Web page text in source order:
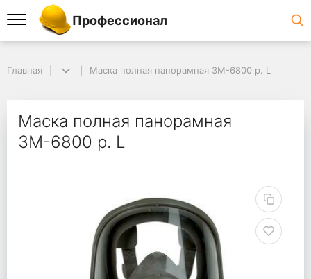
Профессионал
Главная Маска полная панорамная 3М-6800 р. L
Маска полная панорамная
3М-6800 р. L